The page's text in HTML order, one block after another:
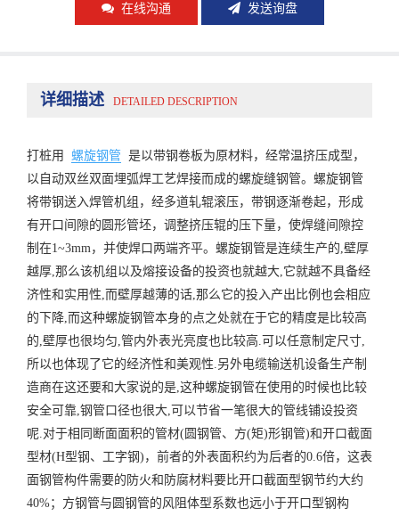
在线沟通 发送询盘
详细描述 DETAILED DESCRIPTION
打桩用 螺旋钢管 是以带钢卷板为原材料，经常温挤压成型，
以自动双丝双面埋弧焊工艺焊接而成的螺旋缝钢管。螺旋钢管
将带钢送入焊管机组，经多道轧辊滚压，带钢逐渐卷起，形成
有开口间隙的圆形管坯，调整挤压辊的压下量，使焊缝间隙控
制在1~3mm，并使焊口两端齐平。螺旋钢管是连续生产的,壁厚
越厚,那么该机组以及熔接设备的投资也就越大,它就越不具备经
济性和实用性,而壁厚越薄的话,那么它的投入产出比例也会相应
的下降,而这种螺旋钢管本身的点之处就在于它的精度是比较高
的,壁厚也很均匀,管内外表光亮度也比较高.可以任意制定尺寸,
所以也体现了它的经济性和美观性.另外电缆输送机设备生产制
造商在这还要和大家说的是,这种螺旋钢管在使用的时候也比较
安全可靠,钢管口径也很大,可以节省一笔很大的管线铺设投资
呢.对于相同断面面积的管材(圆钢管、方(矩)形钢管)和开口截面
型材(H型钢、工字钢)，前者的外表面积约为后者的0.6倍，这表
面钢管构件需要的防火和防腐材料要比开口截面型钢节约大约
40%；方钢管与圆钢管的风阻体型系数也远小于开口型钢构